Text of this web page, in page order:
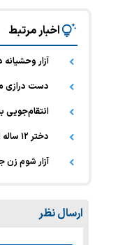
اخبار مرتبط
آزار وحشیانه دختر ۱۵ ساله توسط
دست درازی
انتقام‌جویی
دختر ۱۲ ساله از معلم مدرسه اش باردار شد
آزار شوم
ارسال نظر